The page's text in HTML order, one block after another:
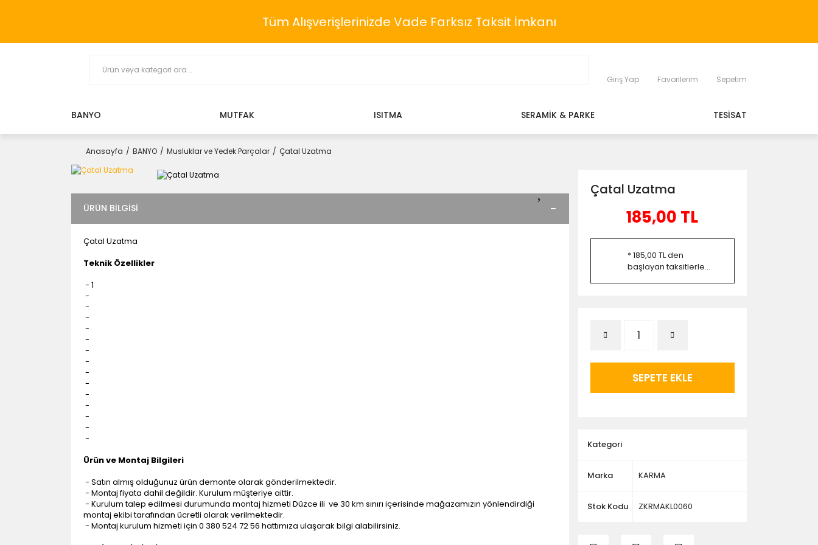
Tüm Alışverişlerinizde Vade Farksız Taksit İmkanı
Giriş Yap Favorilerim Sepetim
BANYO MUTFAK ISITMA SERAMİK & PARKE TESİSAT
Anasayfa BANYO Musluklar ve Yedek Parçalar Çatal Uzatma
ÜRÜN BILGISI
Çatal Uzatma
Teknik Özellikler
- 1
-
-
-
-
-
-
-
-
-
-
-
-
-
-
Ürün ve Montaj Bilgileri
- Satın almış olduğunuz ürün demonte olarak gönderilmektedir.
- Montaj fiyata dahil değildir. Kurulum müşteriye aittir.
- Kurulum talep edilmesi durumunda montaj hizmeti Düzce ili ve 30 km sınırı içerisinde mağazamızın yönlendirdiği
montaj ekibi tarafından ücretli olarak verilmektedir.
- Montaj kurulum hizmeti için 0 380 524 72 56 hattımıza ulaşarak bilgi alabilirsiniz.
Çatal Uzatma
185,00 TL
* 185,00 TL den
başlayan taksitlerle...
SEPETE EKLE
Kategori
Marka KARMA
Stok Kodu ZKRMAKL0060